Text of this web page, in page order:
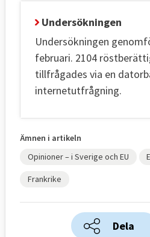
Undersökningen
Undersökningen
februari. 2104
tillfrågades via en
internetutfrågning.
Ämnen i artikeln
Opinioner – i Sverige och EU
Frankrike
Dela